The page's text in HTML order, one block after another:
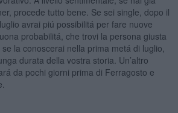
procede tutto bene. Se sei single, dopo il
avrai piú possibilitá per fare nuove
probabilitá, che trovi la persona giusta
la conoscerai nella prima metá di luglio,
durata della vostra storia. Un’altro
da pochi giorni prima di Ferragosto e